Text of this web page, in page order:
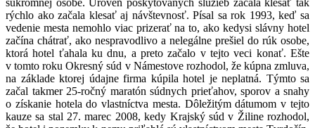
rýchlo ako začala klesať aj návštevnosť. Písal sa rok 1993, keď sa
vedenie mesta nemohlo viac prizerať na to, ako kedysi slávny hotel
začína chátrať, ako nespravodlivo a nelegálne prešiel do rúk osobe,
ktorá hotel ťahala ku dnu, a preto začalo v tejto veci konať. Ešte
v tomto roku Okresný súd v Námestove rozhodol, že kúpna zmluva,
na základe ktorej údajne firma kúpila hotel je neplatná. Týmto sa
začal takmer 25-ročný maratón súdnych prieťahov, sporov a snahy
o získanie hotela do vlastníctva mesta. Dôležitým dátumom v tejto
kauze sa stal 27. marec 2008, kedy Krajský súd v Žiline rozhodol,